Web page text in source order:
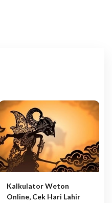
Kalkulator Weton
Online, Cek Hari Lahir